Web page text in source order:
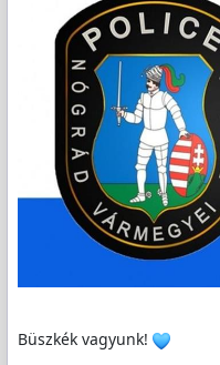
Büszkék vagyunk!